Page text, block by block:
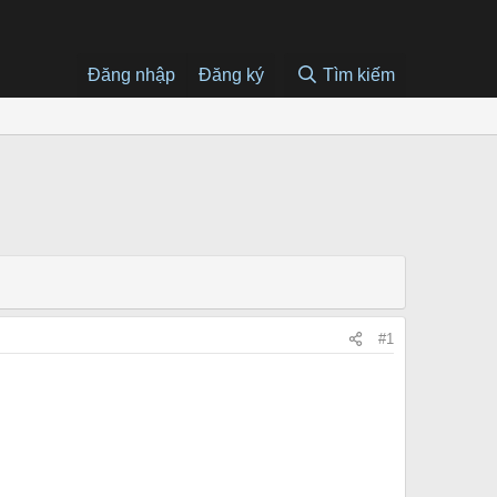
Đăng nhập Đăng ký Tìm kiếm
#1